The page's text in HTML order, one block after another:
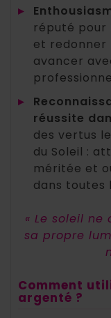
▸
réputé pour
et redonner
avancer
▸
réussite
des vertus
du Soleil :
méritée et
dans toutes
« Le soleil
sa propre
Comment
argenté ?